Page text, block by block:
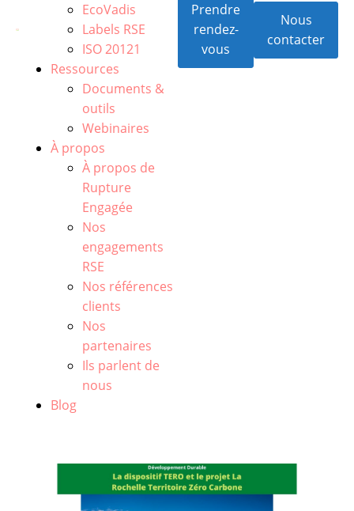
EcoVadis
Labels RSE
ISO 20121
Ressources
Documents &
outils
Webinaires
À propos
À propos de
Rupture
Engagée
Nos
engagements
RSE
Nos références
clients
Nos
partenaires
Ils parlent de
nous
Blog
Prendre
rendez-
vous
Nous
contacter